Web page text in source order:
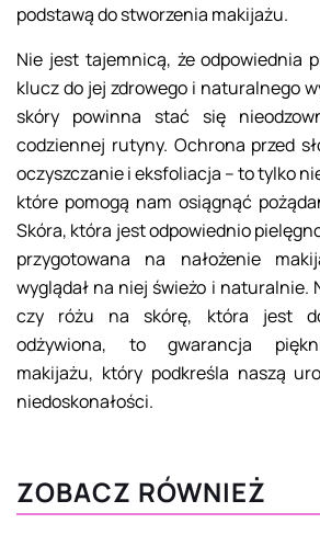
podstawą do stworzenia makijażu.
Nie jest tajemnicą, że odpowiednia
klucz do jej zdrowego i naturalnego
skóry powinna stać się
codziennej rutyny. Ochrona przed
oczyszczanie i eksfoliacja – to tylko
które pomogą nam osiągnąć
Skóra, która jest odpowiednio
przygotowana na nałożenie
wyglądał na niej świeżo i naturalnie.
czy różu na skórę, która jest
odżywiona, to gwarancja
makijażu, który podkreśla naszą
niedoskonałości.
ZOBACZ RÓWNIEŻ